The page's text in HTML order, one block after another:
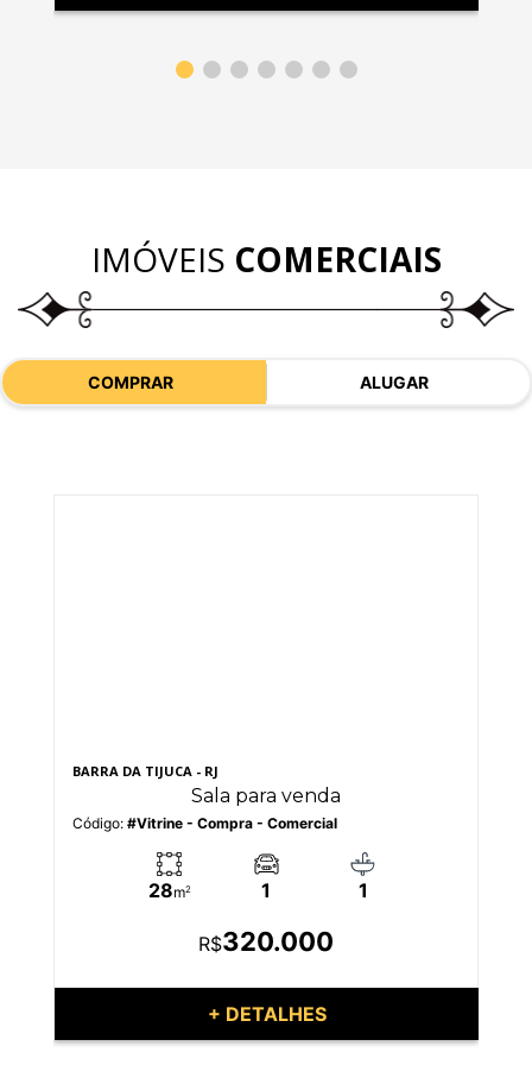
IMÓVEIS COMERCIAIS
COMPRAR ALUGAR
BARRA DA TIJUCA - RJ
Sala para venda
Código: #Vitrine - Compra - Comercial
28m2 1 1
R$320.000
+ DETALHES